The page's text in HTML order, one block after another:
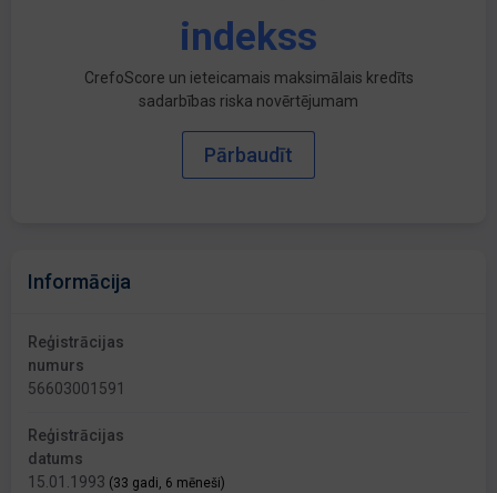
indekss
CrefoScore un ieteicamais maksimālais kredīts
sadarbības riska novērtējumam
Pārbaudīt
Informācija
Reģistrācijas
numurs
56603001591
Reģistrācijas
datums
15.01.1993 (33 gadi, 6 mēneši)